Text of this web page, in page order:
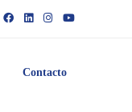
Contacto